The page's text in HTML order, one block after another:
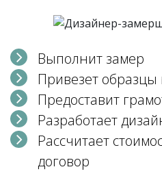
Выполнит замер
Привезет образцы
Предоставит
Разработает
Рассчитает
договор